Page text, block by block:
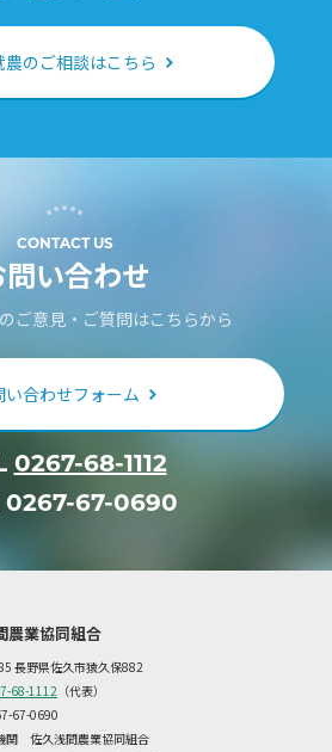
農のご相談はこちら
CONTACT US
問い合わせ
ご意見・ご質問はこちらから
い合わせフォーム
0267-68-1112
0267-67-0690
農業協同組合
長野県佐久市猿久保882
68-1112 （代表）
67-0690
関 佐久浅間農業協同組合